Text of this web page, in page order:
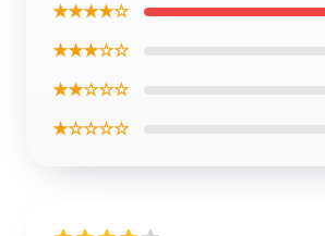
★★★★☆
★★★☆☆
★★☆☆☆
★☆☆☆☆